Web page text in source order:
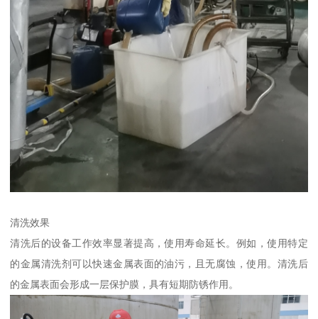
清洗效果
清洗后的设备工作效率显著提高，使用寿命延长。例如，使用特定
的金属清洗剂可以快速金属表面的油污，且无腐蚀，使用。清洗后
的金属表面会形成一层保护膜，具有短期防锈作用。